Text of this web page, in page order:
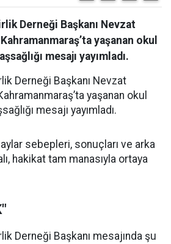
Derneği Başkanı Nevzat
yaşanan okul
mesajı yayımladı.
Derneği Başkanı Nevzat
yaşanan okul
mesajı yayımladı.
sebepleri, sonuçları ve arka
hakikat tam manasıyla ortaya
Derneği Başkanı mesajında şu